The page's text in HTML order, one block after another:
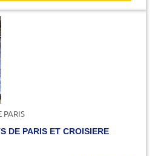
PARIS
DE PARIS ET CROISIERE